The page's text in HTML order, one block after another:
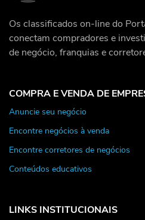
Os classificados on-line do
conectam compradores e
de negócio, franquias e
COMPRA E VENDA DE
Anuncie seu negócio
Encontre negócios à venda
Encontre corretores de negócios
Conteúdos educativos
LINKS INSTITUCIONAIS